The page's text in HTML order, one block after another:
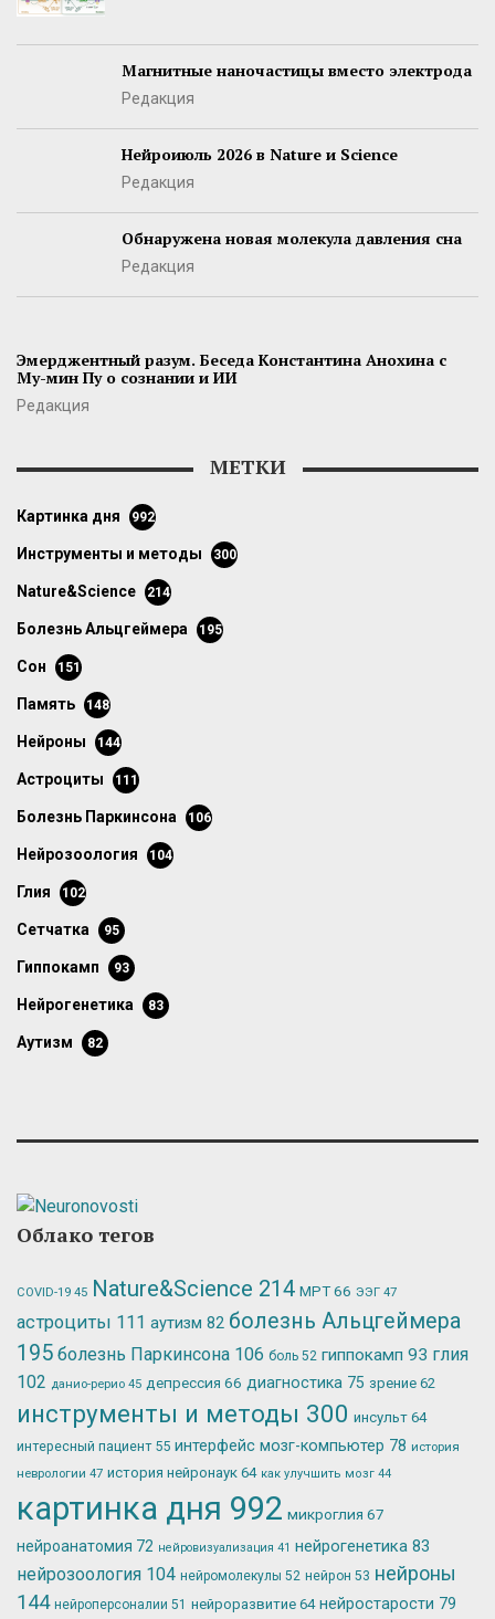
Магнитные наночастицы вместо электрода
Редакция
Нейроиюль 2026 в Nature и Science
Редакция
Обнаружена новая молекула давления сна
Редакция
Эмерджентный разум. Беседа Константина Анохина с
Му-мин Пу о сознании и ИИ
Редакция
МЕТКИ
картинка дня 992
инструменты и методы 300
Nature&Science 214
болезнь Альцгеймера 195
сон 151
память 148
нейроны 144
астроциты 111
болезнь Паркинсона 106
нейрозоология 104
глия 102
сетчатка 95
гиппокамп 93
нейрогенетика 83
аутизм 82
Облако тегов
COVID-19 45 Nature&Science 214 МРТ66 ЭЭГ 47
астроциты 111 аутизм 82 болезнь Альцгеймера
195 болезнь Паркинсона 106 боль 52 гиппокамп 93 глия
102 данио-рерио 45 депрессия 66 диагностика 75 зрение 62
инструменты и методы 300 инсульт 64
интересный пациент 55 интерфейс мозг-компьютер 78 история
неврологии 47 история нейронаук 64 как улучшить мозг 44
картинка дня 992 микроглия 67
нейроанатомия 72 нейровизуализация 41 нейрогенетика 83
нейрозоология 104 нейромолекулы 52 нейрон 53 нейроны
144 нейроперсоналии 51 нейроразвитие 64 нейростарости 79